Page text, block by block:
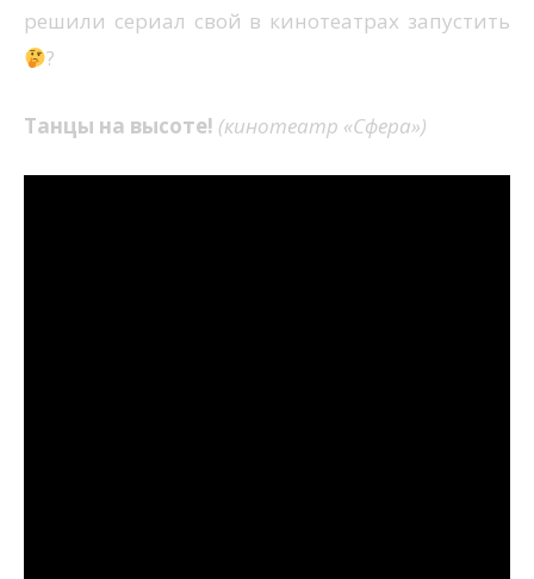
решили сериал свой в кинотеатрах запустить
?
Танцы на высоте! (кинотеатр «Сфера»)